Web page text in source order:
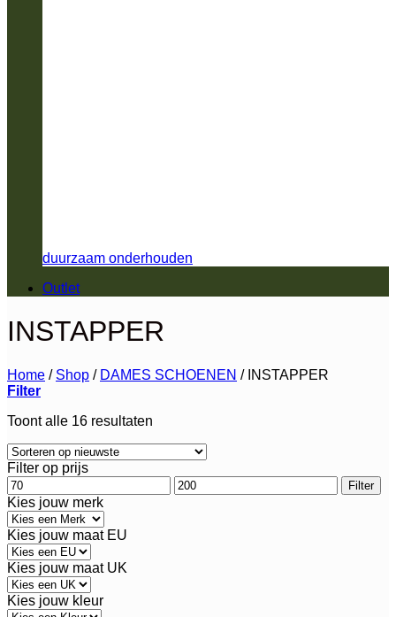
duurzaam onderhouden
Outlet
INSTAPPER
Home / Shop / DAMES SCHOENEN /INSTAPPER
Filter
Toont alle 16 resultaten
nieuwste
Filter op prijs
Min.
prijs
Max.
prijs
Filter
Kies jouw merk
Kies jouw maat EU
Kies jouw maat UK
Kies jouw kleur